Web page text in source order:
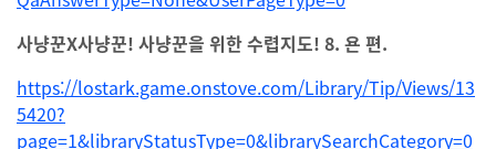
사냥꾼X사냥꾼! 사냥꾼을 위한 수렵지도! 8. 욘 편.
https://lostark.game.onstove.com/Library/Tip/Views/13
5420?
page=1&libraryStatusType=0&librarySearchCategory=0